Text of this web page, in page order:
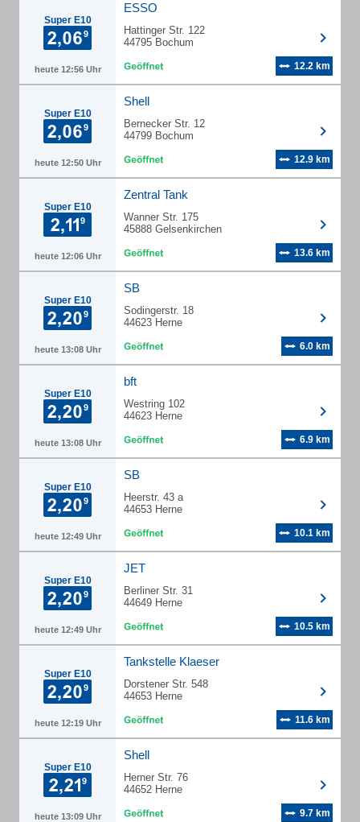
Super E10
heute 12:56 Uhr
ESSO
Hattinger Str. 122
44795 Bochum
12.2 km
Super E10
heute 12:50 Uhr
Shell
Bernecker Str. 12
44799 Bochum
12.9 km
Super E10
heute 12:06 Uhr
Zentral Tank
Wanner Str. 175
45888 Gelsenkirchen
13.6 km
Super E10
heute 13:08 Uhr
SB
Sodingerstr. 18
44623 Herne
6.0 km
Super E10
heute 13:08 Uhr
bft
Westring 102
44623 Herne
6.9 km
Super E10
heute 12:49 Uhr
SB
Heerstr. 43 a
44653 Herne
10.1 km
Super E10
heute 12:49 Uhr
JET
Berliner Str. 31
44649 Herne
10.5 km
Super E10
heute 12:19 Uhr
Tankstelle Klaeser
Dorstener Str. 548
44653 Herne
11.6 km
Super E10
heute 13:09 Uhr
Shell
Herner Str. 76
44652 Herne
9.7 km